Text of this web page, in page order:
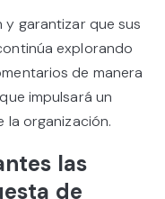
y garantizar que sus
explorando
de manera
impulsará un
la organización.
las
de